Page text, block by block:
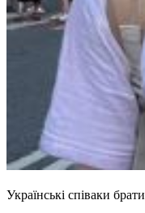
Українські співаки